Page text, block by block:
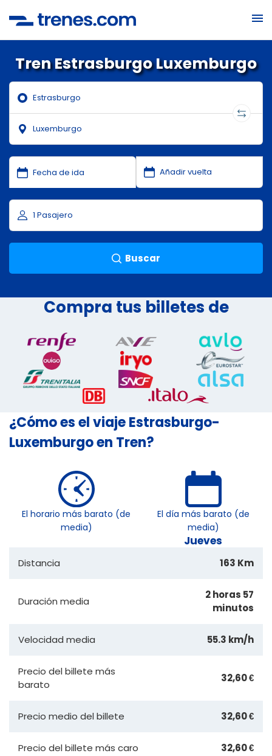
Tren Estrasburgo Luxemburgo
Buscar
Compra tus billetes de
¿Cómo es el viaje Estrasburgo-
Luxemburgo en Tren?
El horario más barato (de
media)
El día más barato (de
media)
Jueves
Distancia 163 Km
Duración media
2 horas 57
minutos
Velocidad media 55.3 km/h
Precio del billete más
barato
32,60 €
Precio medio del billete 32,60 €
Precio del billete más caro 32,60 €